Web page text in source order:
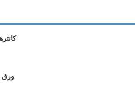
ورق